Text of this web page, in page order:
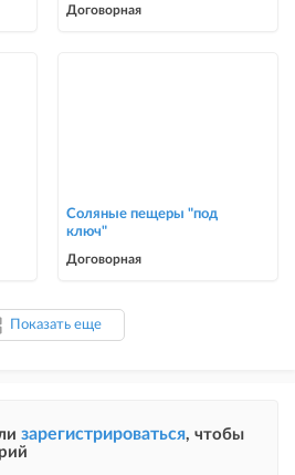
Договорная
Соляные пещеры "под
ключ"
Договорная
Показать еще
зарегистрироваться, чтобы